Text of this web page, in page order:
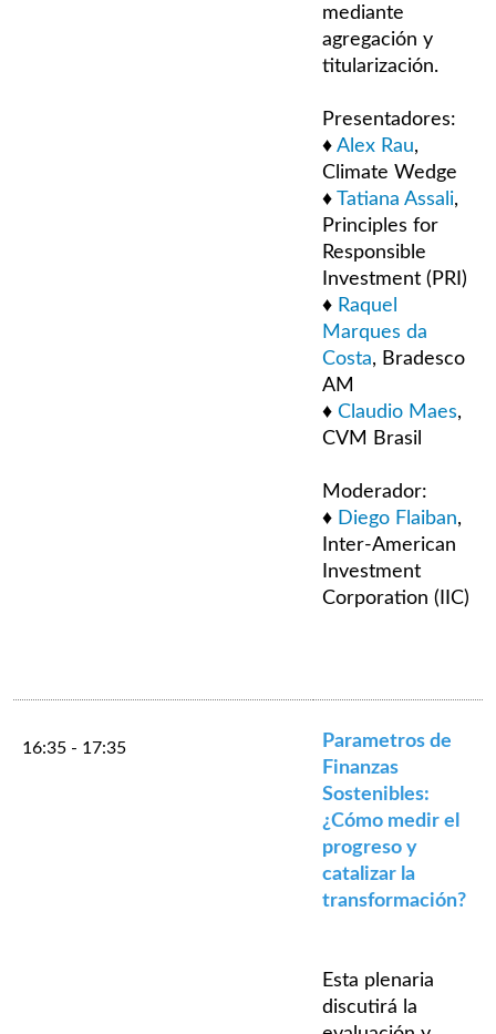
mediante
agregación y
titularización.
Presentadores:
♦ Alex Rau,
Climate Wedge
♦ Tatiana Assali,
Principles for
Responsible
Investment (PRI)
♦ Raquel
Marques da
Costa, Bradesco
AM
♦ Claudio Maes,
CVM Brasil
Moderador:
♦ Diego Flaiban,
Inter-American
Investment
Corporation (IIC)
16:35 - 17:35
Parametros de
Finanzas
Sostenibles:
¿Cómo medir el
progreso y
catalizar la
transformación?
Esta plenaria
discutirá la